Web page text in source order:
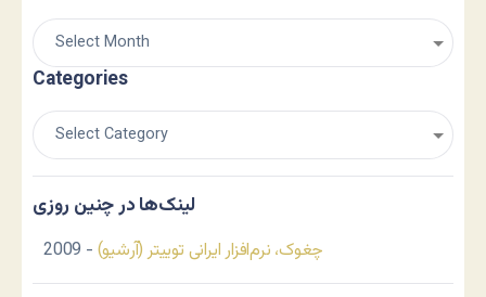
Categories
لینک‌ها در چنین روزی
چغوک، نرم‌افزار ایرانی توییتر (آرشیو) - 2009